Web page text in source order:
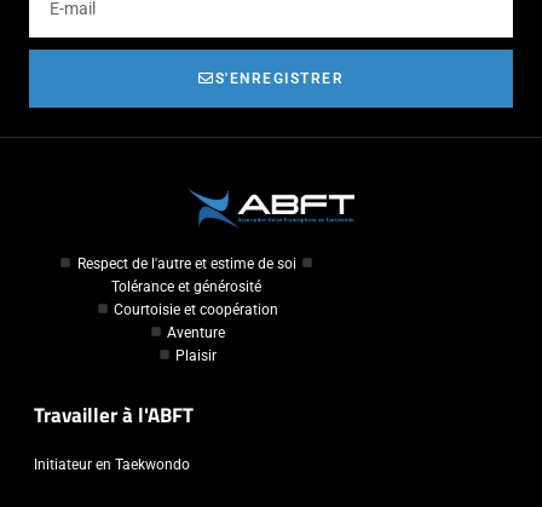
S'ENREGISTRER
Respect de l'autre et estime de soi
Tolérance et générosité
Courtoisie et coopération
Aventure
Plaisir
Travailler à l'ABFT
Initiateur en Taekwondo